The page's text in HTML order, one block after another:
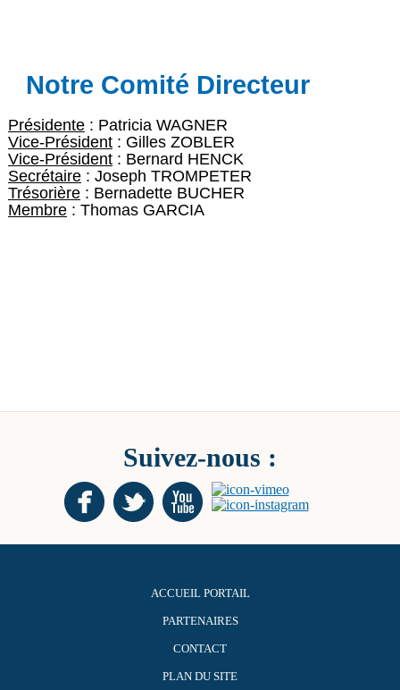
Notre Comité Directeur
Présidente: Patricia WAGNER
Vice-Président: Gilles ZOBLER
Vice-Président: Bernard HENCK
Secrétaire: Joseph TROMPETER
Trésorière: Bernadette BUCHER
Membre: Thomas GARCIA
Suivez-nous :
ACCUEIL PORTAIL
PARTENAIRES
CONTACT
PLAN DU SITE